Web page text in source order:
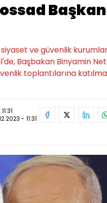
ve güvenlik
Başbakan Binyamin
toplantılarına
- 11:31